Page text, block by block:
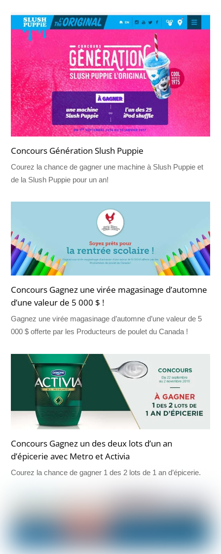
Concours Génération Slush Puppie
Courez la chance de gagner une machine à Slush Puppie et
de la Slush Puppie pour un an!
Concours Gagnez une virée magasinage d’automne
d’une valeur de 5 000 $ !
Gagnez une virée magasinage d’automne d’une valeur de 5
000 $ offerte par les Producteurs de poulet du Canada !
Concours Gagnez un des deux lots d’un an
d’épicerie avec Metro et Activia
Courez la chance de gagner 1 des 2 lots de 1 an d’épicerie.